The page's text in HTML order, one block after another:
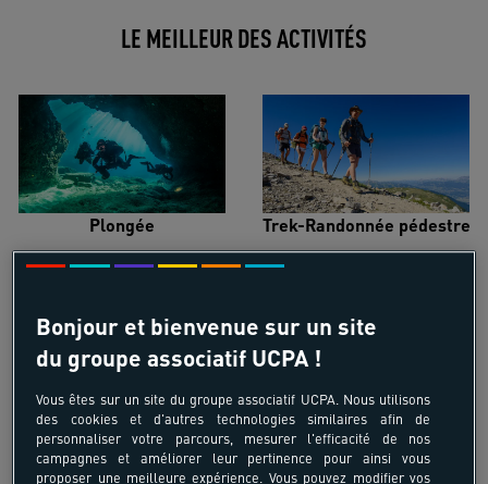
LE MEILLEUR DES ACTIVITÉS
Plongée Trek-Randonnée pédestre
Bonjour et bienvenue sur un site
du groupe associatif UCPA !
Vous êtes sur un site du groupe associatif UCPA. Nous utilisons
des cookies et d'autres technologies similaires afin de
personnaliser votre parcours, mesurer l'efficacité de nos
campagnes et améliorer leur pertinence pour ainsi vous
proposer une meilleure expérience. Vous pouvez modifier vos